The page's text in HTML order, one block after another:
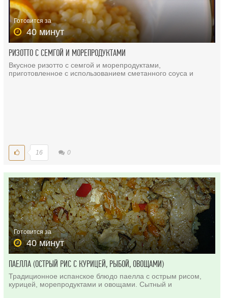
Готовится за
40 минут
РИЗОТТО С СЕМГОЙ И МОРЕПРОДУКТАМИ
Вкусное ризотто с семгой и морепродуктами,
приготовленное с использованием сметанного соуса и
16 0
Готовится за
40 минут
ПАЕЛЛА (ОСТРЫЙ РИС С КУРИЦЕЙ, РЫБОЙ, ОВОЩАМИ)
Традиционное испанское блюдо паелла с острым рисом,
курицей, морепродуктами и овощами. Сытный и